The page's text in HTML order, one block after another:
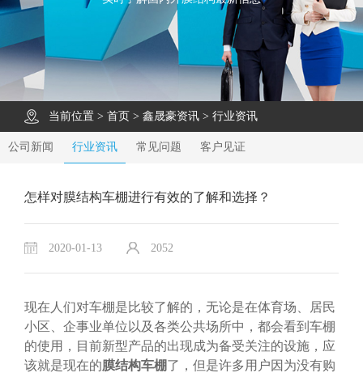
当前位置 > 首页 > 鑫晟豪资讯 > 行业资讯
公司新闻 行业资讯 常见问题 客户见证
怎样对膜结构车棚进行有效的了解和选择？
2020-01-13 2052
现在人们对车棚是比较了解的，无论是在体育场、居民
小区、企事业单位以及各类公共场所中，都会看到车棚
的使用，目前新型产品的出现成为备受关注的设施，应
该就是现在的膜结构车棚了，但是许多用户因为没有购